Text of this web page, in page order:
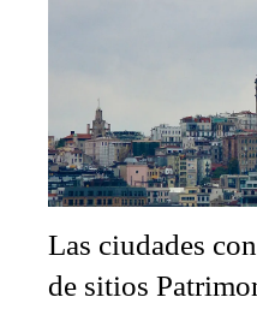
Las ciudades
de sitios